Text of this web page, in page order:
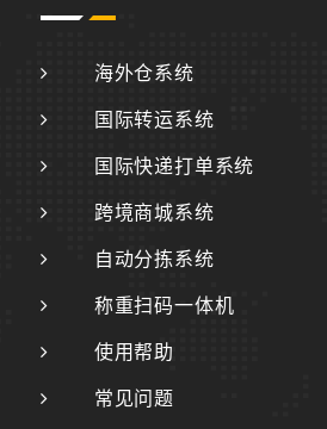
海外仓系统
国际转运系统
国际快递打单系统
跨境商城系统
自动分拣系统
称重扫码一体机
使用帮助
常见问题